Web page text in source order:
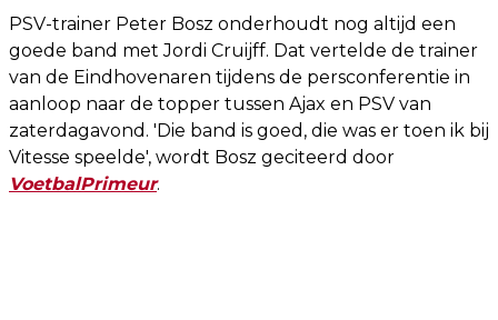
PSV-trainer Peter Bosz onderhoudt nog altijd een
goede band met Jordi Cruijff. Dat vertelde de trainer
van de Eindhovenaren tijdens de persconferentie in
aanloop naar de topper tussen Ajax en PSV van
zaterdagavond. 'Die band is goed, die was er toen ik bij
Vitesse speelde', wordt Bosz geciteerd door
VoetbalPrimeur.